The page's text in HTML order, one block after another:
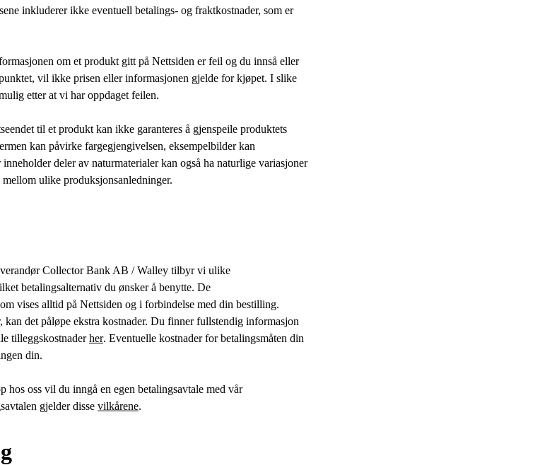
inkluderer ikke eventuell betalings- og fraktkostnader, som er
om et produkt gitt på Nettsiden er feil og du innså eller
vil ikke prisen eller informasjonen gjelde for kjøpet. I slike
etter at vi har oppdaget feilen.
til et produkt kan ikke garanteres å gjenspeile produktets
kan påvirke fargegjengivelsen, eksempelbilder kan
deler av naturmaterialer kan også ha naturlige variasjoner
ulike produksjonsanledninger.
Collector Bank AB / Walley tilbyr vi ulike
betalingsalternativ du ønsker å benytte. De
vises alltid på Nettsiden og i forbindelse med din bestilling.
det påløpe ekstra kostnader. Du finner fullstendig informasjon
tilleggskostnaderher. Eventuelle kostnader for betalingsmåten din
din.
hos oss vil du inngå en egen betalingsavtale med vår
gjelder disse vilkårene.